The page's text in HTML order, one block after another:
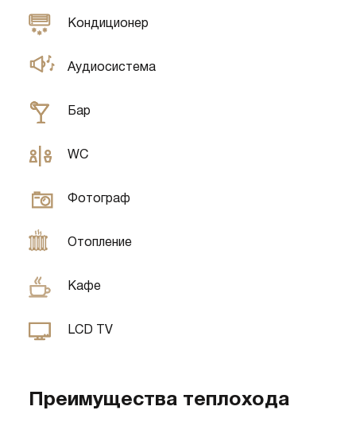
Кондиционер
Аудиосистема
Бар
WC
Фотограф
Отопление
Кафе
LCD TV
Преимущества теплохода